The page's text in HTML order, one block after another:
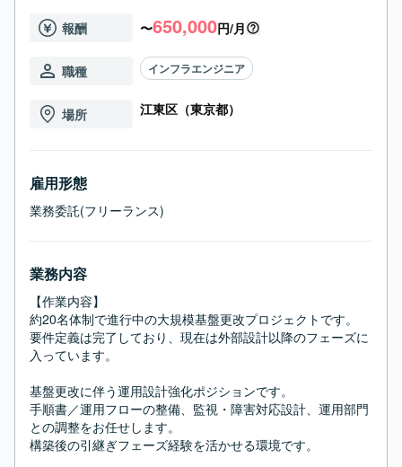
報酬 〜650,000円/月
職種 インフラエンジニア
場所 江東区（東京都）
雇用形態
業務委託(フリーランス)
業務内容
【作業内容】
約20名体制で進行中の大規模基盤更改プロジェクトです。
要件定義は完了しており、現在は外部設計以降のフェーズに
入っています。
基盤更改に伴う運用設計強化ポジションです。
手順書／運用フローの整備、監視・障害対応設計、運用部門
との調整をお任せします。
構築後の引継ぎフェーズ経験を活かせる環境です。